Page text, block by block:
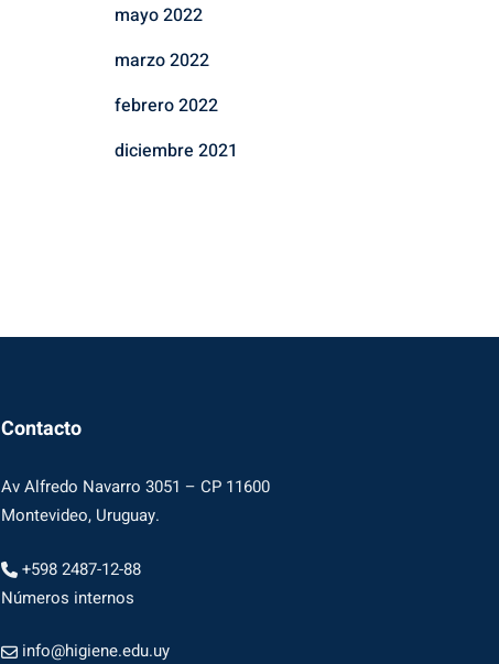
mayo 2022
marzo 2022
febrero 2022
diciembre 2021
Contacto
Av Alfredo Navarro 3051 – CP 11600
Montevideo, Uruguay.
+598 2487-12-88
Números internos
info@higiene.edu.uy